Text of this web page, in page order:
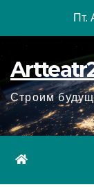
Пт.
Строим